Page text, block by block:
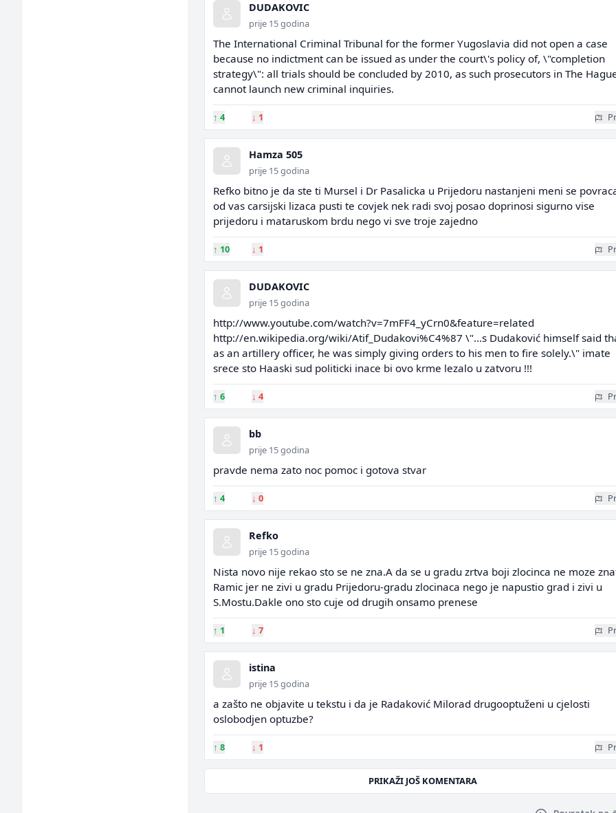
DUDAKOVIC
prije 15 godina
The International Criminal Tribunal for the former Yugoslavia did not open a case
because no indictment can be issued as under the court\'s policy of, \"completion
strategy\": all trials should be concluded by 2010, as such prosecutors in The
cannot launch new criminal inquiries.
↑ 4 ↓ 1
Hamza 505
prije 15 godina
Refko bitno je da ste ti Mursel i Dr Pasalicka u Prijedoru nastanjeni meni se
od vas carsijski lizaca pusti te covjek nek radi svoj posao doprinosi sigurno vise
prijedoru i mataruskom brdu nego vi sve troje zajedno
↑ 10 ↓ 1
DUDAKOVIC
prije 15 godina
http://www.youtube.com/watch?v=7mFF4_yCrn0&feature=related
http://en.wikipedia.org/wiki/Atif_Dudakovi%C4%87 \"...s Dudaković himself said
as an artillery officer, he was simply giving orders to his men to fire solely.\" imate
srece sto Haaski sud politicki inace bi ovo krme lezalo u zatvoru !!!
↑ 6 ↓ 4
bb
prije 15 godina
pravde nema zato noc pomoc i gotova stvar
↑ 4 ↓ 0
Refko
prije 15 godina
Nista novo nije rekao sto se ne zna.A da se u gradu zrtva boji zlocinca ne moze
Ramic jer ne zivi u gradu Prijedoru-gradu zlocinaca nego je napustio grad i zivi u
S.Mostu.Dakle ono sto cuje od drugih onsamo prenese
↑ 1 ↓ 7
istina
prije 15 godina
a zašto ne objavite u tekstu i da je Radaković Milorad drugooptuženi u cjelosti
oslobodjen optuzbe?
↑ 8 ↓ 1
PRIKAŽI JOŠ KOMENTARA